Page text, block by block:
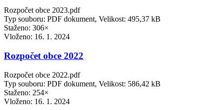
Rozpočet obce 2023.pdf
Typ souboru: PDF dokument, Velikost: 495,37 kB
Staženo: 306×
Vloženo: 16. 1. 2024
Rozpočet obce 2022
Rozpočet obce 2022.pdf
Typ souboru: PDF dokument, Velikost: 586,42 kB
Staženo: 254×
Vloženo: 16. 1. 2024